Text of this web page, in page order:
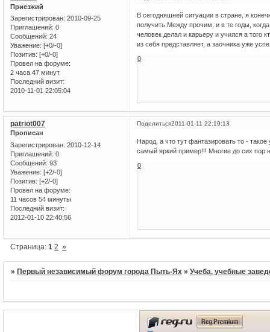
Приезжий
Зарегистрирован: 2010-09-25
Приглашений: 0
Сообщений: 24
Уважение: [+0/-0]
Позитив: [+0/-0]
Провел на форуме:
2 часа 47 минут
Последний визит:
2010-11-01 22:05:04
В сегодняшней ситуации в стране, я
получить.Между прочим, и в те годы,
человек делал и карьеру и учился а того
из себя представляет, а заочника уже
0
Поделиться2011-01-11 22:19:13
patriot007
Прописан
Зарегистрирован: 2010-12-14
Приглашений: 0
Сообщений: 93
Уважение: [+2/-0]
Позитив: [+2/-0]
Провел на форуме:
11 часов 54 минуты
Последний визит:
2012-01-10 22:40:56
Народ, а что тут фантазировать то -
самый яркий пример!!! Многие до сих пор
0
Страница:1 2 »
» Первый независимый форум города Пыть-Ях »Учеба, учебные